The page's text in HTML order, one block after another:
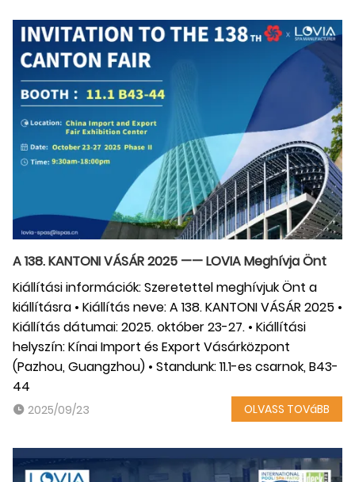
A 138. KANTONI VÁSÁR 2025 —— LOVIA Meghívja Önt
Kiállítási információk: Szeretettel meghívjuk Önt a
kiállításra • Kiállítás neve: A 138. KANTONI VÁSÁR 2025 •
Kiállítás dátumai: 2025. október 23-27. • Kiállítási
helyszín: Kínai Import és Export Vásárközpont
(Pazhou, Guangzhou) • Standunk: 11.1-es csarnok, B43-
44
2025/09/23 OLVASS TOVáBB